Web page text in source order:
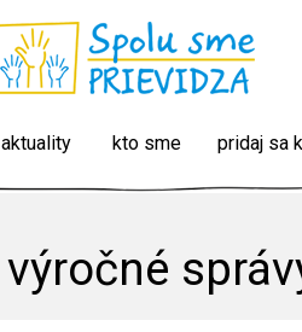
aktuality kto sme pridaj sa
výročné